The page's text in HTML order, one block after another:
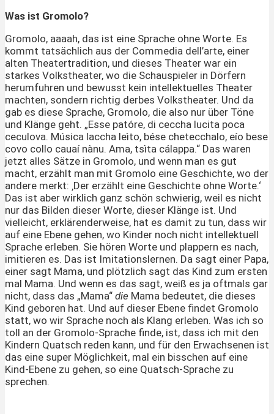
Was ist Gromolo?
Gromolo, aaaah, das ist eine Sprache ohne Worte. Es
kommt tatsächlich aus der Commedia dell’arte, einer
alten Theatertradition, und dieses Theater war ein
starkes Volkstheater, wo die Schauspieler in Dörfern
herumfuhren und bewusst kein intellektuelles Theater
machten, sondern richtig derbes Volkstheater. Und da
gab es diese Sprache, Gromolo, die also nur über Töne
und Klänge geht. „Esse patóre, di ceccha lucita poca
ceculova. Música laccha leìto, bése chetecchalo, eío bese
covo collo cauaí nànu. Ama, tsìta cálappa.“ Das waren
jetzt alles Sätze in Gromolo, und wenn man es gut
macht, erzählt man mit Gromolo eine Geschichte, wo der
andere merkt: ‚Der erzählt eine Geschichte ohne Worte.‘
Das ist aber wirklich ganz schön schwierig, weil es nicht
nur das Bilden dieser Worte, dieser Klänge ist. Und
vielleicht, erklärenderweise, hat es damit zu tun, dass wir
auf eine Ebene gehen, wo Kinder noch nicht intellektuell
Sprache erleben. Sie hören Worte und plappern es nach,
imitieren es. Das ist Imitationslernen. Da sagt einer Papa,
einer sagt Mama, und plötzlich sagt das Kind zum ersten
mal Mama. Und wenn es das sagt, weiß es ja oftmals gar
nicht, dass das „Mama“ die Mama bedeutet, die dieses
Kind geboren hat. Und auf dieser Ebene findet Gromolo
statt, wo wir Sprache noch als Klang erleben. Was ich so
toll an der Gromolo-Sprache finde, ist, dass ich mit den
Kindern Quatsch reden kann, und für den Erwachsenen ist
das eine super Möglichkeit, mal ein bisschen auf eine
Kind-Ebene zu gehen, so eine Quatsch-Sprache zu
sprechen.